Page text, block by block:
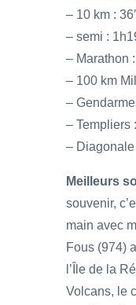
– 10 km : 36′
– semi :
– Marathon
– 100 km
–
– Templiers
–
Meilleurs
souvenir,
main avec
Fous (974)
l’Île de la
Volcans, le